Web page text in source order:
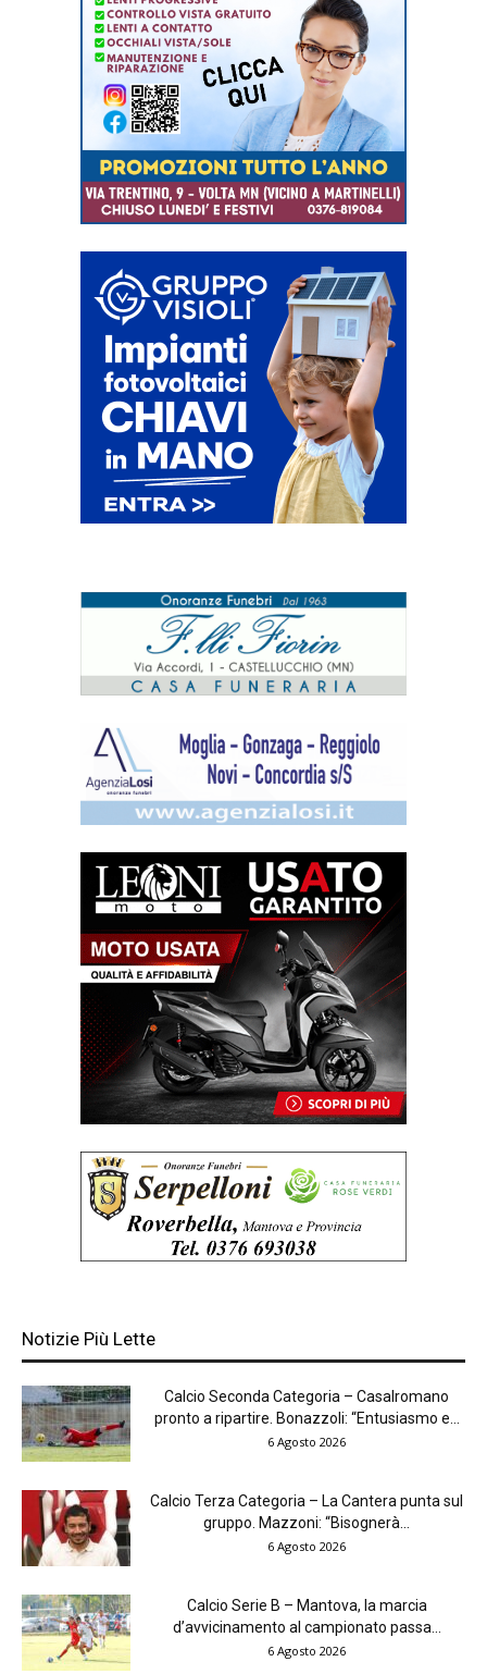
Notizie Più Lette
Calcio Seconda Categoria – Casalromano
pronto a ripartire. Bonazzoli: “Entusiasmo e...
6 Agosto 2026
Calcio Terza Categoria – La Cantera punta sul
gruppo. Mazzoni: “Bisognerà...
6 Agosto 2026
Calcio Serie B – Mantova, la marcia
d’avvicinamento al campionato passa...
6 Agosto 2026